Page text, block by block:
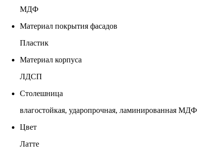
МДФ
Материал покрытия фасадов
Пластик
Материал корпуса
ЛДСП
Столешница
влагостойкая, ударопрочная, ламинированная МДФ
Цвет
Латте